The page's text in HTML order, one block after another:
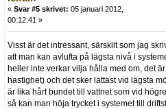
« Svar #5 skrivet: 05 januari 2012,
00:12:41 »
Visst är det intressant, särskilt som jag
att man kan avlufta på lägsta nivå i
heller inte verkar vilja hålla med om, det
hastighet) och det sker lättast vid lägsta
är lika hårt bundet till vattnet som vid
så kan man höja trycket i systemet till